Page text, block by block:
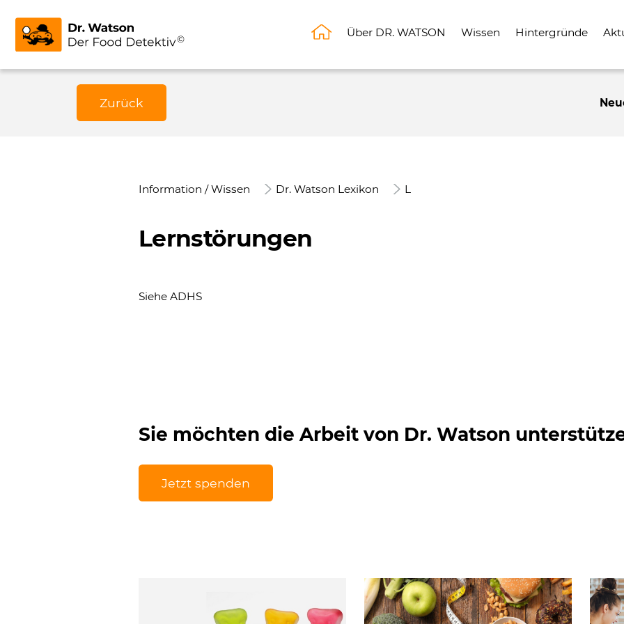
Über DR. WATSON Wissen Hintergründe
Zurück
Information / Wissen Dr. Watson Lexikon L
Lernstörungen
Siehe ADHS
Sie möchten die Arbeit von Dr. Watson
Jetzt spenden